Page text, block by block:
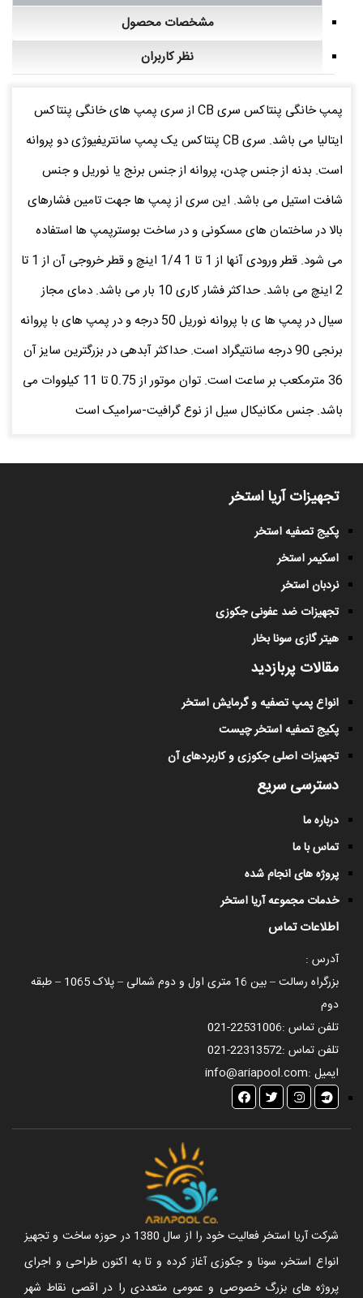
مشخصات محصول
نظر کاربران
پمپ خانگی پنتاکس سری CB از سری پمپ های خانگی پنتاکس
ایتالیا می باشد. سری CB پنتاکس یک پمپ سانتریفیوژی دو پروانه
است. بدنه از جنس چدن، پروانه از جنس برنج یا نوریل و جنس
شافت استیل می باشد. این سری از پمپ ها جهت تامین فشارهای
بالا در ساختمان های مسکونی و در ساخت بوسترپمپ ها استفاده
می شود. قطر ورودی آنها از 1 تا 1 1/4 اینچ و قطر خروجی آن از 1 تا
2 اینچ می باشد. حداکثر فشار کاری 10 بار می باشد. دمای مجاز
سیال در پمپ ها ی با پروانه نوریل 50 درجه و در پمپ های با پروانه
برنجی 90 درجه سانتیگراد است. حداکثر آبدهی در بزرگترین سایز آن
36 مترمکعب بر ساعت است. توان موتور از 0.75 تا 11 کیلووات می
باشد. جنس مکانیکال سیل از نوع گرافیت-سرامیک است
تجهیزات آریا استخر
پکیج تصفیه استخر
اسکیمر استخر
نردبان استخر
تجهیزات ضد عفونی جکوزی
هیتر گازی سونا بخار
مقالات پربازدید
انواع پمپ تصفیه و گرمایش استخر
پکیج تصفیه استخر چیست
تجهیزات اصلی جکوزی و کاربردهای آن
دسترسی سریع
درباره ما
تماس با ما
پروژه های انجام شده
خدمات مجموعه آریا استخر
اطلاعات تماس
آدرس :
بزرگراه رسالت – بین 16 متری اول و دوم شمالی – پلاک 1065 – طبقه
دوم
تلفن تماس :021-22531006
تلفن تماس :021-22313572
ایمیل :info@ariapool.com
شرکت آریا استخر فعالیت خود را از سال 1380 در حوزه ساخت و تجهیز
انواع استخر، سونا و جکوزی آغاز کرده و تا به اکنون طراحی و اجرای
پروژه های بزرگ خصوصی و عمومی متعددی را در اقصی نقاط شهر